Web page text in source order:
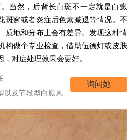
当然，后背长白斑不一定就是白癜
斑癣或者炎症后色素减退等情况。不
质地和分布上会有差异。发现这种情
构做个专业检查，借助伍德灯或皮肤
对症处理效果会更好。
以及节段型白癜风诊
询问她